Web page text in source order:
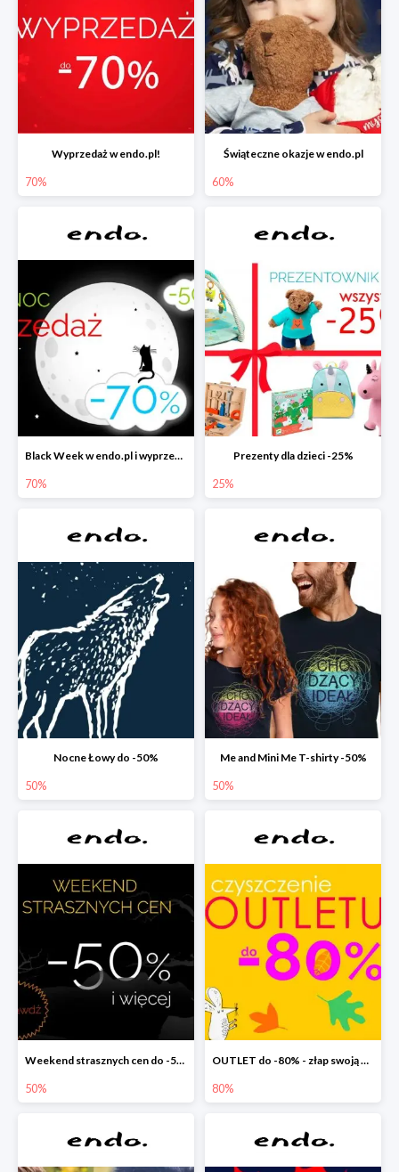
Wyprzedaż w endo.pl!
70%
Świąteczne okazje w endo.pl
60%
Black Week w endo.pl i wyprzedaże do -70&
70%
Prezenty dla dzieci -25%
25%
Nocne Łowy do -50%
50%
Me and Mini Me T-shirty -50%
50%
Weekend strasznych cen do -50%
50%
OUTLET do -80% - złap swoją okazję !
80%